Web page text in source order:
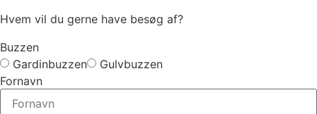
Hvem vil du gerne have besøg af?
Buzzen
Gardinbuzzen
Gulvbuzzen
Fornavn